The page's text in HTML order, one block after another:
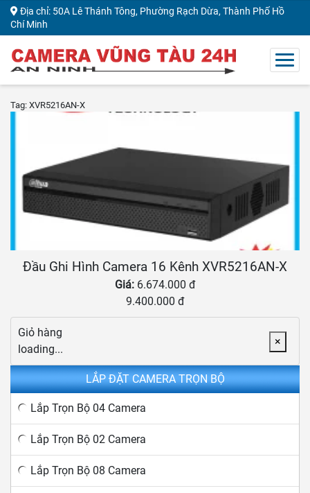
Địa chỉ: 50A Lê Thánh Tông, Phường Rạch Dừa, Thành Phố Hồ
Chí Minh
Tag: XVR5216AN-X
Đầu Ghi Hình Camera 16 Kênh XVR5216AN-X
Giá: 6.674.000 đ
9.400.000 đ
×
Giỏ hàng
loading...
LẮP ĐẶT CAMERA TRỌN BỘ
Lắp Trọn Bộ 04 Camera
Lắp Trọn Bộ 02 Camera
Lắp Trọn Bộ 08 Camera